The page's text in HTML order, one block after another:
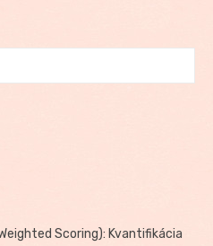
Scoring): Kvantifikácia